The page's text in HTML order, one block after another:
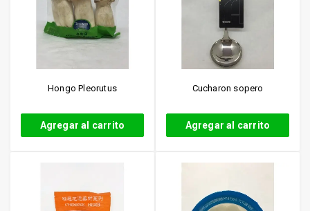
Hongo Pleorutus
Agregar al carrito
Cucharon sopero
Agregar al carrito